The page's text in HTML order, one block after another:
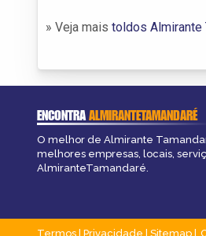
» Veja mais toldos Almirante
ENCONTRAALMIRANTETAMANDARÉ
O melhor de Almirante
melhores empresas, locais,
AlmiranteTamandaré.
Termos | Privacidade | Sitemap